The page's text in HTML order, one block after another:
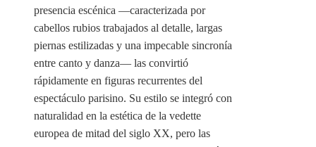
presencia escénica —caracterizada por
cabellos rubios trabajados al detalle, largas
piernas estilizadas y una impecable sincronía
entre canto y danza— las convirtió
rápidamente en figuras recurrentes del
espectáculo parisino. Su estilo se integró con
naturalidad en la estética de la vedette
europea de mitad del siglo XX, pero las